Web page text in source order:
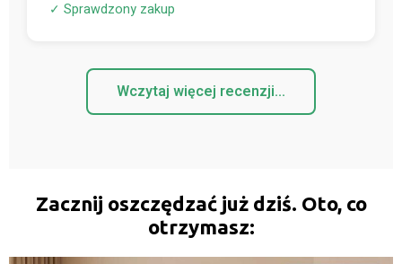
✓ Sprawdzony zakup
Wczytaj więcej recenzji...
Zacznij oszczędzać już dziś. Oto, co
otrzymasz: